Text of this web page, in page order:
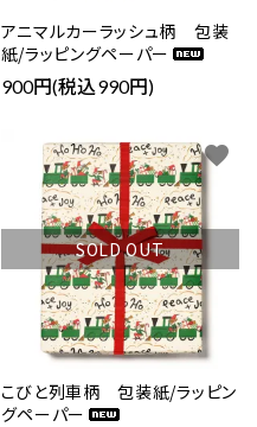
アニマルカーラッシュ柄 包装
紙/ラッピングペーパー
900円(税込990円)
SOLD OUT
こびと列車柄 包装紙/ラッピン
グペーパー
favorite